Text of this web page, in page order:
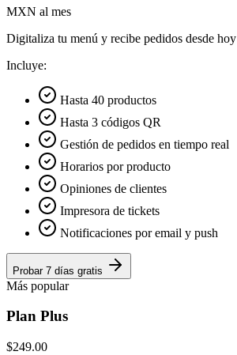
MXN al mes
Digitaliza tu menú y recibe pedidos desde hoy
Incluye:
Hasta 40 productos
Hasta 3 códigos QR
Gestión de pedidos en tiempo real
Horarios por producto
Opiniones de clientes
Impresora de tickets
Notificaciones por email y push
Probar 7 días gratis
Más popular
Plan Plus
$249.00